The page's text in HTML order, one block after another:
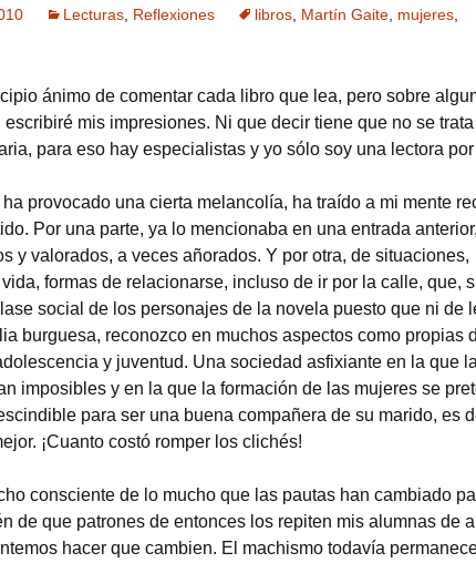
de aperos y
Pavo trufado
Pestiños
Polvorones
Tarta de queso
Tiramisú
Lecturas Reflexiones libros Martín Gaite mujeres
ánimo de comentar cada libro que lea, pero sobre
mis impresiones. Ni que decir tiene que no se
para eso hay especialistas y yo sólo soy una lectora por
ha provocado una cierta melancolía, ha traído a mi mente
Por una parte, ya lo mencionaba en una entrada
y valorados, a veces añorados. Y por otra, de situaciones,
formas de relacionarse, incluso de ir por la calle, que,
social de los personajes de la novela puesto que ni de
burguesa, reconozco en muchos aspectos como propias
y juventud. Una sociedad asfixiante en la que
imposibles y en la que la formación de las mujeres se
para ser una buena compañera de su marido, es
¡Cuanto costó romper los clichés!
consciente de lo mucho que las pautas han cambiado
de que patrones de entonces los repiten mis alumnas de
hacer que cambien. El machismo todavía